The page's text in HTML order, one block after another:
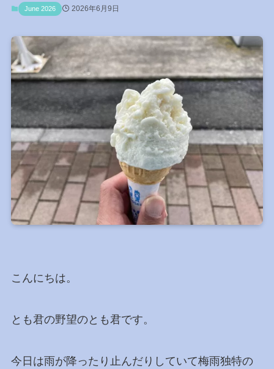
June 2026 2026年6月9日
こんにちは。
とも君の野望のとも君です。
今日は雨が降ったり止んだりしていて梅雨独特の